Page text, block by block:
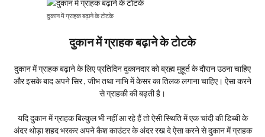
दुकान में ग्राहक बढ़ाने के टोटके
दुकान में ग्राहक बढ़ाने के टोटके
दुकान में ग्राहक बढ़ाने के लिए प्रतिदिन दुकानदार को ब्रह्म मुहूर्त के दौरान उठना चाहिए
और इसके बाद अपने सिर , जीभ तथा नाभि में केसर का तिलक लगाना चाहिए। ऐसा करने
से ग्राहकी की बढ़ती है।
यदि दुकान में ग्राहक बिल्कुल भी नहीं आ रहे हैं तो ऐसी स्थिति में एक चांदी की डिब्बी के
अंदर थोड़ा शहद भरकर अपने कैश काउंटर के अंदर रख दे ऐसा करने से दुकान में ग्राहक